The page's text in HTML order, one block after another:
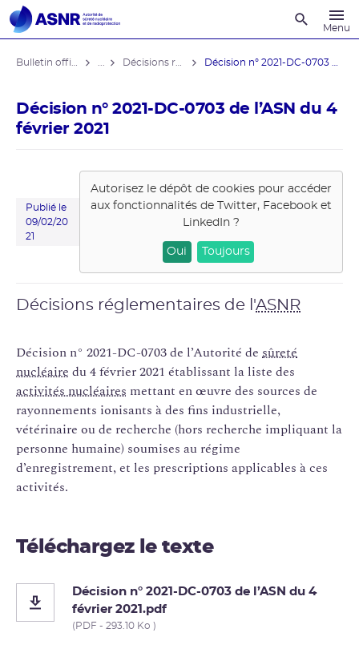
Menu
Décision n° 2021-DC-0703 de l’ASN du 4
février 2021
Publié le
09/02/20
21
Autorisez le dépôt de cookies pour accéder
aux fonctionnalités de Twitter, Facebook et
LinkedIn?
Oui Toujours
Décisions réglementaires de l'ASNR
Décision n° 2021-DC-0703 de l’Autorité de sûreté
nucléaire du 4 février 2021 établissant la liste des
activités nucléaires mettant en œuvre des sources de
rayonnements ionisants à des fins industrielle,
vétérinaire ou de recherche (hors recherche impliquant la
personne humaine) soumises au régime
d’enregistrement, et les prescriptions applicables à ces
activités.
Téléchargez le texte
Décision n° 2021-DC-0703 de l’ASN du 4
février 2021.pdf
(PDF - 293.10 Ko )